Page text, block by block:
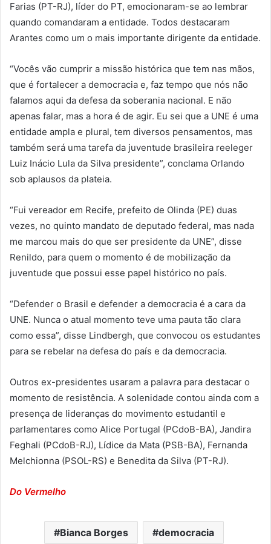
Farias (PT-RJ), líder do PT, emocionaram-se ao lembrar
quando comandaram a entidade. Todos destacaram
Arantes como um o mais importante dirigente da entidade.
“Vocês vão cumprir a missão histórica que tem nas mãos,
que é fortalecer a democracia e, faz tempo que nós não
falamos aqui da defesa da soberania nacional. E não
apenas falar, mas a hora é de agir. Eu sei que a UNE é uma
entidade ampla e plural, tem diversos pensamentos, mas
também será uma tarefa da juventude brasileira reeleger
Luiz Inácio Lula da Silva presidente”, conclama Orlando
sob aplausos da plateia.
“Fui vereador em Recife, prefeito de Olinda (PE) duas
vezes, no quinto mandato de deputado federal, mas nada
me marcou mais do que ser presidente da UNE”, disse
Renildo, para quem o momento é de mobilização da
juventude que possui esse papel histórico no país.
“Defender o Brasil e defender a democracia é a cara da
UNE. Nunca o atual momento teve uma pauta tão clara
como essa”, disse Lindbergh, que convocou os estudantes
para se rebelar na defesa do país e da democracia.
Outros ex-presidentes usaram a palavra para destacar o
momento de resistência. A solenidade contou ainda com a
presença de lideranças do movimento estudantil e
parlamentares como Alice Portugal (PCdoB-BA), Jandira
Feghali (PCdoB-RJ), Lídice da Mata (PSB-BA), Fernanda
Melchionna (PSOL-RS) e Benedita da Silva (PT-RJ).
Do Vermelho
Bianca Borges democracia